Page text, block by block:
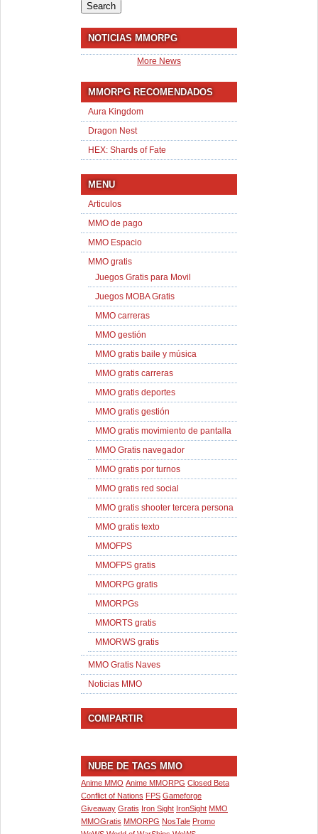
for:
NOTICIAS MMORPG
More News
MMORPG RECOMENDADOS
Aura Kingdom
Dragon Nest
HEX: Shards of Fate
MENU
Articulos
MMO de pago
MMO Espacio
MMO gratis
Juegos Gratis para Movil
Juegos MOBA Gratis
MMO carreras
MMO gestión
MMO gratis baile y música
MMO gratis carreras
MMO gratis deportes
MMO gratis gestión
MMO gratis movimiento de pantalla
MMO Gratis navegador
MMO gratis por turnos
MMO gratis red social
MMO gratis shooter tercera persona
MMO gratis texto
MMOFPS
MMOFPS gratis
MMORPG gratis
MMORPGs
MMORTS gratis
MMORWS gratis
MMO Gratis Naves
Noticias MMO
COMPARTIR
NUBE DE TAGS MMO
Anime MMO Anime MMORPG Closed Beta
Conflict of Nations FPS Gameforge
Giveaway Gratis Iron Sight IronSight MMO
MMOGratis MMORPG NosTale Promo